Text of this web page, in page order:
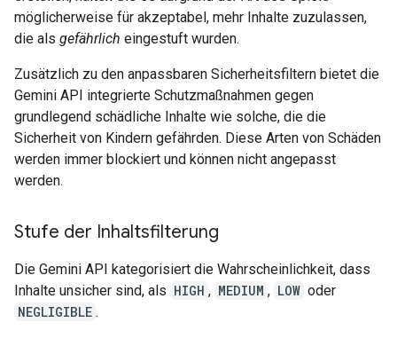
möglicherweise für akzeptabel, mehr Inhalte zuzulassen,
die als gefährlich eingestuft wurden.
Zusätzlich zu den anpassbaren Sicherheitsfiltern bietet die
Gemini API integrierte Schutzmaßnahmen gegen
grundlegend schädliche Inhalte wie solche, die die
Sicherheit von Kindern gefährden. Diese Arten von Schäden
werden immer blockiert und können nicht angepasst
werden.
Stufe der Inhaltsfilterung
Die Gemini API kategorisiert die Wahrscheinlichkeit, dass
Inhalte unsicher sind, als HIGH , MEDIUM , LOW oder
NEGLIGIBLE .